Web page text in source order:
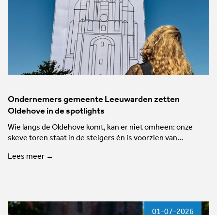
Ondernemers gemeente Leeuwarden zetten
Oldehove in de spotlights
Wie langs de Oldehove komt, kan er niet omheen: onze
skeve toren staat in de steigers én is voorzien van…
Lees meer →
01-07-2026